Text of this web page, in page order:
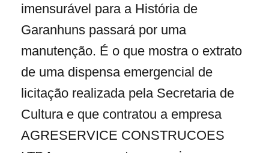
imensurável para a História de
Garanhuns passará por uma
manutenção. É o que mostra o extrato
de uma dispensa emergencial de
licitação realizada pela Secretaria de
Cultura e que contratou a empresa
AGRESERVICE CONSTRUCOES